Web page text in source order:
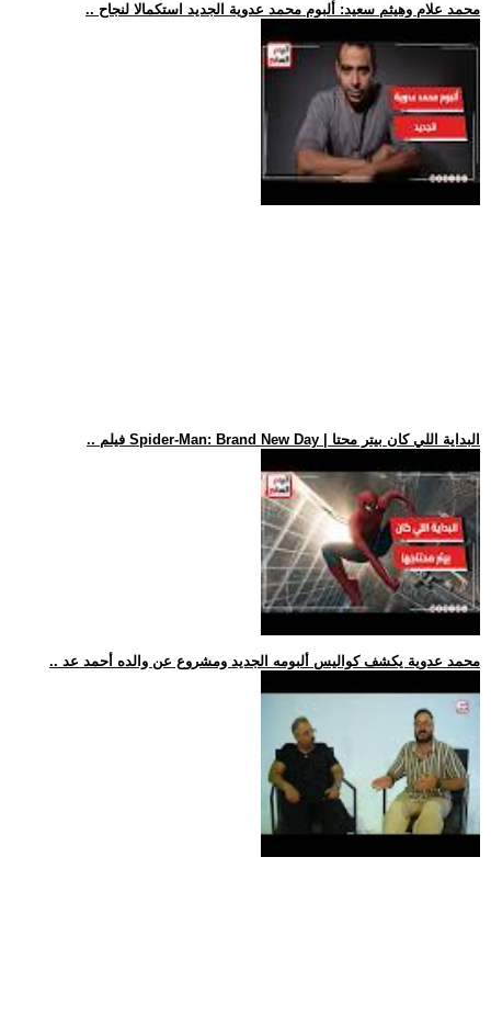
.. محمد علام وهيثم سعيد: ألبوم محمد عدوية الجديد استكمالا لنجاح
.. فيلم Spider-Man: Brand New Day | البداية اللي كان بيتر محتا
.. محمد عدوية يكشف كواليس ألبومه الجديد ومشروع عن والده أحمد عد